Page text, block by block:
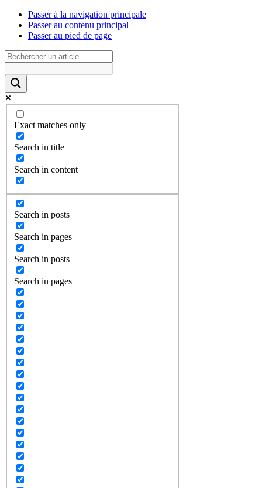
Passer à la navigation principale
Passer au contenu principal
Passer au pied de page
Exact matches only
Search in title
Search in content
Search in posts
Search in pages
Search in posts
Search in pages